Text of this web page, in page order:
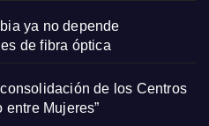
ya no depende
de fibra óptica
de los Centros
entre Mujeres”